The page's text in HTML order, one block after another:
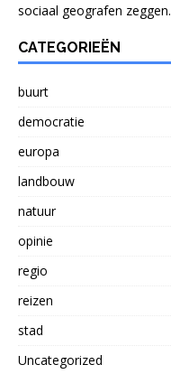
sociaal geografen zeggen.
CATEGORIEËN
buurt
democratie
europa
landbouw
natuur
opinie
regio
reizen
stad
Uncategorized